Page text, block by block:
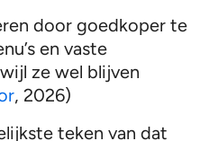
door goedkoper te
en vaste
ze wel blijven
, 2026)
teken van dat